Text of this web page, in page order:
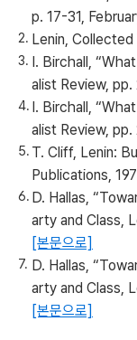
p. 17-31,
Lenin, Collected
I. Birchall,
alist Review,
I. Birchall,
alist Review,
T. Cliff, Lenin:
Publications,
D. Hallas,
arty and Class,
[본문으로]
D. Hallas,
arty and Class,
[본문으로]